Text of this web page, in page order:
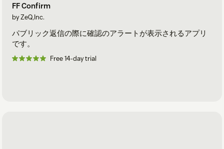
FF Confirm
by ZeQ,Inc.
パブリック返信の際に確認のアラートが表示されるアプリ
です。
Free 14-day trial